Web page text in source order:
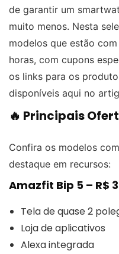
de garantir um
muito menos. Nesta
modelos que estão
horas, com cupons
os links para os
disponíveis aqui no
🔥 Principais
Confira os modelos
destaque em recursos:
Amazfit Bip 5 – R$
Tela de quase 2
Loja de aplicativos
Alexa integrada